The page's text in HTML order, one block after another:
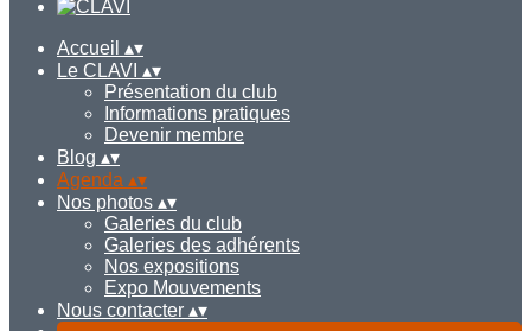
Accueil ▴▾
Le CLAVI ▴▾
Présentation du club
Informations pratiques
Devenir membre
Blog ▴▾
Agenda ▴▾
Nos photos ▴▾
Galeries du club
Galeries des adhérents
Nos expositions
Expo Mouvements
Nous contacter ▴▾